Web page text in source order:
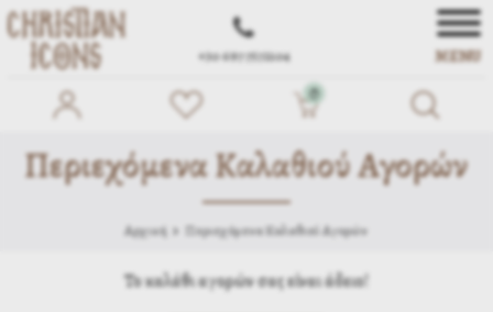
+30 697 7572104 MENU
0
Περιεχόμενα Καλαθιού Αγορών
Αρχική Περιεχόμενα Καλαθιού Αγορών
Το καλάθι αγορών σας είναι άδειο!